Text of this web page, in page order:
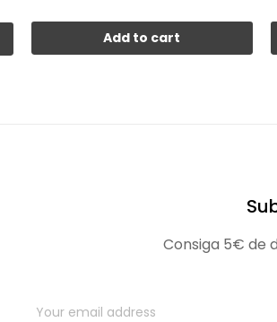
Add to cart
Consiga 5€ de